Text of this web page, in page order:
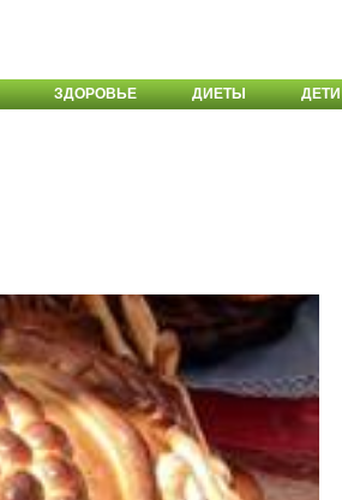
ЗДОРОВЬЕ ДИЕТЫ ДЕТИ